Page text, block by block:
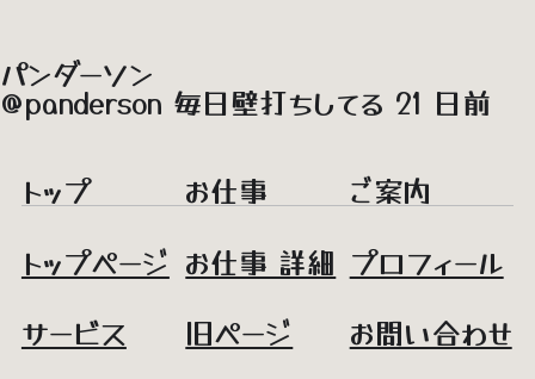
パンダーソン
@panderson 毎日壁打ちしてる 21 日前
トップ
トップページ
サービス
お仕事
お仕事 詳細
旧ページ
ご案内
プロフィール
お問い合わせ